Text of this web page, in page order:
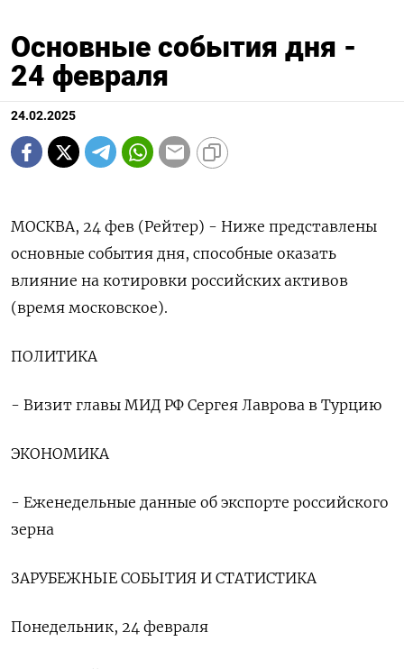
Основные события дня -
24 февраля
24.02.2025
МОСКВА, 24 фев (Рейтер) - Ниже представлены
основные события дня, способные оказать
влияние на котировки российских активов
(время московское).
ПОЛИТИКА
- Визит главы МИД РФ Сергея Лаврова в Турцию
ЭКОНОМИКА
- Еженедельные данные об экспорте российского
зерна
ЗАРУБЕЖНЫЕ СОБЫТИЯ И СТАТИСТИКА
Понедельник, 24 февраля